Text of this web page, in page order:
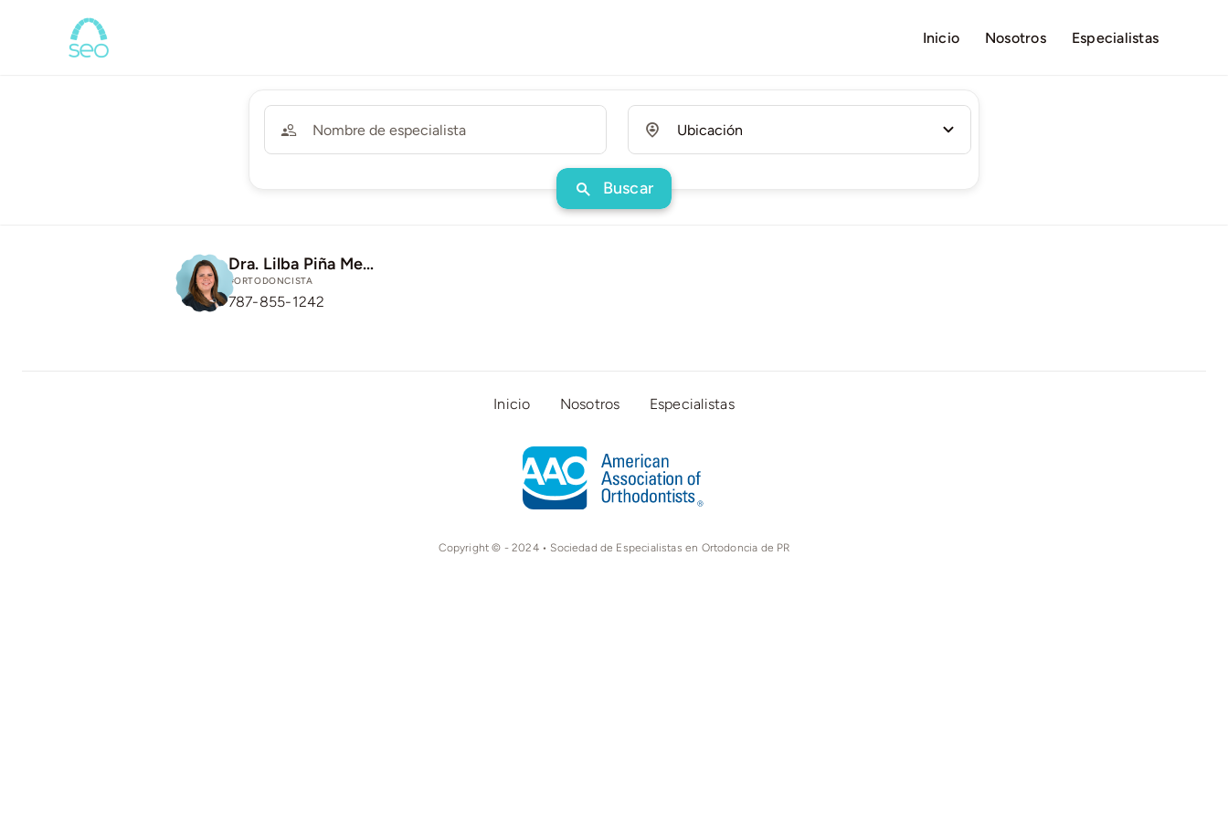
contenido
Inicio Nosotros Especialistas
Buscar
Dra. Lilba Piña Menendez – Vega Baja
#ORTODONCISTA
787-855-1242
Inicio Nosotros Especialistas
Copyright © - 2024 • Sociedad de Especialistas en Ortodoncia de PR